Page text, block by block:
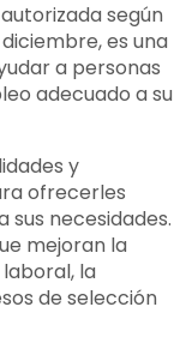
según
es una
a personas
adecuado a su
y
ofrecerles
sus necesidades.
mejoran la
la
de selección